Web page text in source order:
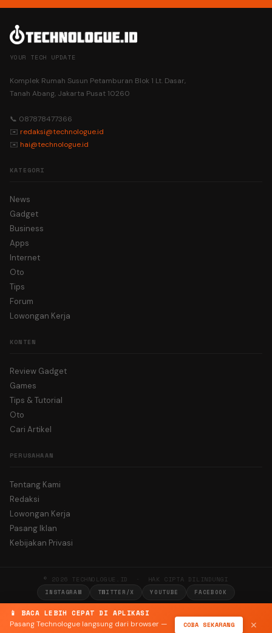
📱 BACA LEBIH CEPAT DI APLIKASI
Pasang Technologue langsung dari browser —
COBA SEKARANG ✕
YOUR TECH UPDATE
Komplek Rumah Susun Petamburan Blok 1 Lt. Dasar,
Tanah Abang, Jakarta Pusat 10260
📞 087878477366
✉️ redaksi@technologue.id
✉️ hai@technologue.id
KATEGORI
News
Gadget
Business
Apps
Internet
Oto
Tips
Forum
Lowongan Kerja
KONTEN
Review Gadget
Games
Tips & Tutorial
Oto
Cari Artikel
PERUSAHAAN
Tentang Kami
Redaksi
Lowongan Kerja
Pasang Iklan
Kebijakan Privasi
© 2026 TECHNOLOGUE.ID · HAK CIPTA DILINDUNGI
INSTAGRAM TWITTER/X YOUTUBE FACEBOOK